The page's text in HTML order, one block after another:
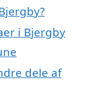
i Bjergby
dele af